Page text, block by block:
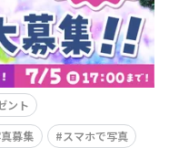
ント
募集 スマホで写真